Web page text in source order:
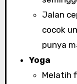
Jalan
cocok
punya
Yoga
Melatih